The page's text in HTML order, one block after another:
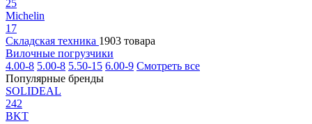
25
Michelin
17
Складская техника 1903 товара
Вилочные погрузчики
4.00-8 5.00-8 5.50-15 6.00-9 Смотреть все
Популярные бренды
SOLIDEAL
242
BKT